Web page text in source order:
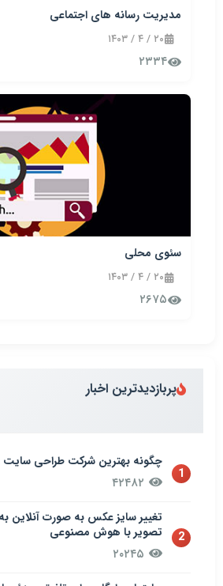
مدیریت رسانه های اجتماعی
۲۰ / ۴ / ۱۴۰۳
۲۳۳۴
سئوی محلی
۲۰ / ۴ / ۱۴۰۳
۲۶۷۵
پربازدیدترین اخبار
1
چگونه بهترین شرکت طراحی سایت
2
تصویر با هوش مصنوعی